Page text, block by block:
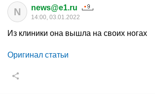
N news@e1.ru
14:00, 03.01.2022
Из клиники она вышла на своих ногах
Оригинал статьи